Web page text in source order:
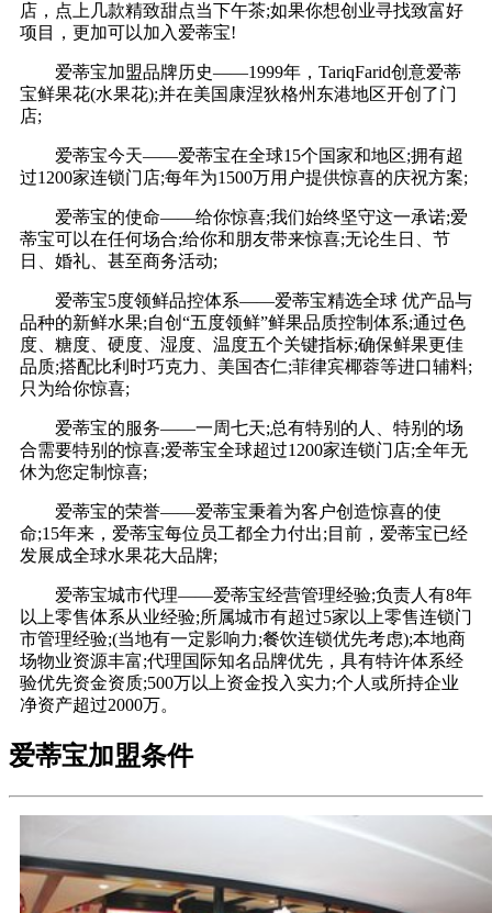
店，点上几款精致甜点当下午茶;如果你想创业寻找致富好
项目，更加可以加入爱蒂宝!
爱蒂宝加盟品牌历史——1999年，TariqFarid创意爱蒂
宝鲜果花(水果花);并在美国康涅狄格州东港地区开创了门
店;
爱蒂宝今天——爱蒂宝在全球15个国家和地区;拥有超
过1200家连锁门店;每年为1500万用户提供惊喜的庆祝方案;
爱蒂宝的使命——给你惊喜;我们始终坚守这一承诺;爱
蒂宝可以在任何场合;给你和朋友带来惊喜;无论生日、节
日、婚礼、甚至商务活动;
爱蒂宝5度领鲜品控体系——爱蒂宝精选全球 优产品与
品种的新鲜水果;自创“五度领鲜”鲜果品质控制体系;通过色
度、糖度、硬度、湿度、温度五个关键指标;确保鲜果更佳
品质;搭配比利时巧克力、美国杏仁;菲律宾椰蓉等进口辅料;
只为给你惊喜;
爱蒂宝的服务——一周七天;总有特别的人、特别的场
合需要特别的惊喜;爱蒂宝全球超过1200家连锁门店;全年无
休为您定制惊喜;
爱蒂宝的荣誉——爱蒂宝秉着为客户创造惊喜的使
命;15年来，爱蒂宝每位员工都全力付出;目前，爱蒂宝已经
发展成全球水果花大品牌;
爱蒂宝城市代理——爱蒂宝经营管理经验;负责人有8年
以上零售体系从业经验;所属城市有超过5家以上零售连锁门
市管理经验;(当地有一定影响力;餐饮连锁优先考虑);本地商
场物业资源丰富;代理国际知名品牌优先，具有特许体系经
验优先资金资质;500万以上资金投入实力;个人或所持企业
净资产超过2000万。
爱蒂宝加盟条件